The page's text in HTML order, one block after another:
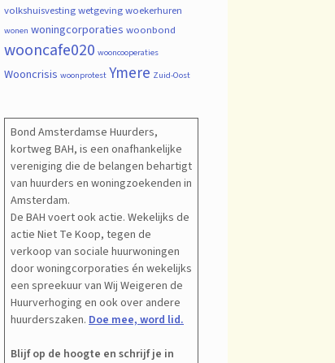
volkshuisvestingwetgevingwoekerhuren
wonen woningcorporaties woonbond
wooncafe020 wooncooperaties
Wooncrisis woonprotest Ymere Zuid-Oost
Bond Amsterdamse Huurders,
kortweg BAH, is een onafhankelijke
vereniging die de belangen behartigt
van huurders en woningzoekenden in
Amsterdam.
De BAH voert ook actie. Wekelijks de
actie Niet Te Koop, tegen de
verkoop van sociale huurwoningen
door woningcorporaties én wekelijks
een spreekuur van Wij Weigeren de
Huurverhoging en ook over andere
huurderszaken.Doe mee, word lid.
Blijf op de hoogte en schrijf je in